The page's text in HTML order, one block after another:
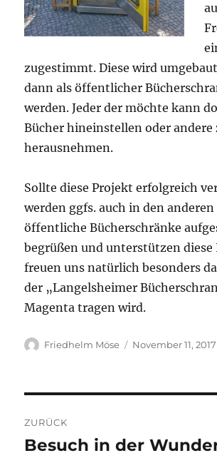
zugestimmt. Diese wird
dann als öffentlicher
werden. Jeder der möchte kann
Bücher hineinstellen oder andere
herausnehmen.
Sollte diese Projekt erfolgreich
werden ggfs. auch in den
öffentliche Bücherschränke
begrüßen und unterstützen diese
freuen uns natürlich besonders
der „Langelsheimer
Magenta tragen wird.
Autor
Friedhelm Möse
Veröffentlicht
November 11, 2017
ZURÜCK
Vorheriger
Besuch in der